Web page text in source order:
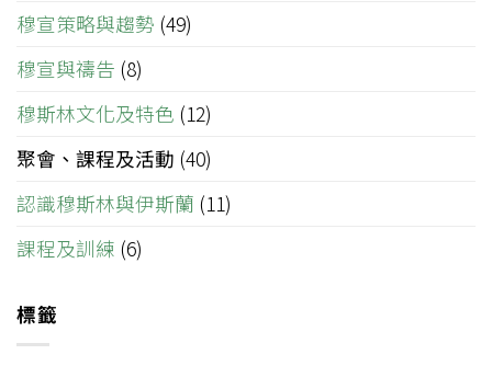
穆宣策略與趨勢 (49)
穆宣與禱告 (8)
穆斯林文化及特色 (12)
聚會、課程及活動 (40)
認識穆斯林與伊斯蘭 (11)
課程及訓練 (6)
標籤